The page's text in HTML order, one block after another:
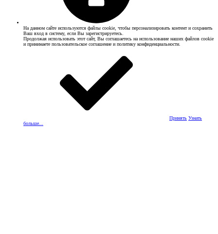
На данном сайте используются файлы cookie, чтобы персонализировать контент и сохранить
Ваш вход в систему, если Вы зарегистрируетесь.
Продолжая использовать этот сайт, Вы соглашаетесь на использование наших файлов cookie
и принимаете пользовательское соглашение и политику конфиденциальности.
Принять Узнать
больше...